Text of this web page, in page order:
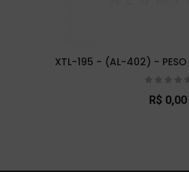
XTL-195 - (AL-402) -
R$ 0,00